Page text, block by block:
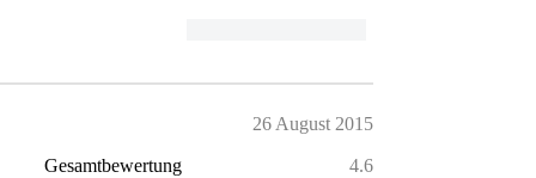
26 August 2015
Gesamtbewertung
4.6